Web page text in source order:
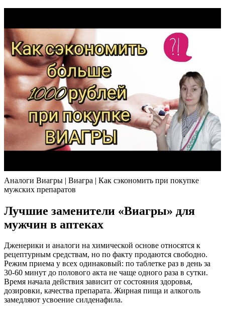
Аналоги Виагры | Виагра | Как сэкономить при покупке
мужских препаратов
Лучшие заменители «Виагры» для
мужчин в аптеках
Дженерики и аналоги на химической основе относятся к
рецептурным средствам, но по факту продаются свободно.
Режим приема у всех одинаковый: по таблетке раз в день за
30-60 минут до полового акта не чаще одного раза в сутки.
Время начала действия зависит от состояния здоровья,
дозировки, качества препарата. Жирная пища и алкоголь
замедляют усвоение силденафила.